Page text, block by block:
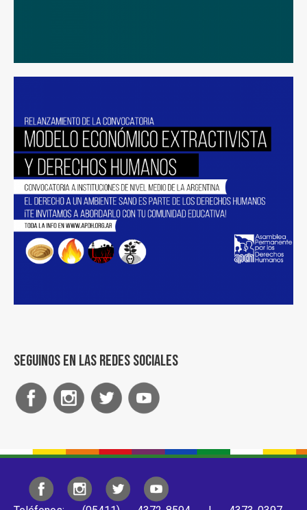
Seguinos en las redes sociales